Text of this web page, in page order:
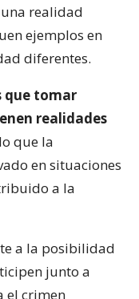
realidad
ejemplos en
diferentes.
que tomar
realidades
que la
en situaciones
a la
a la posibilidad
junto a
el crimen